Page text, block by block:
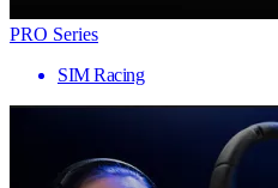
PRO Series
SIM Racing